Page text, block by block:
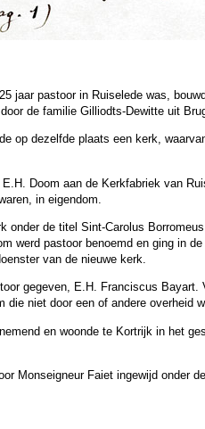
jaar pastoor in Ruiselede was,
de familie Gilliodts-Dewitte uit
op dezelfde plaats een kerk,
Doom aan de Kerkfabriek van
in eigendom.
onder de titel Sint-Carolus
werd pastoor benoemd en ging in
van de nieuwe kerk.
gegeven, E.H. Franciscus
die niet door een of andere overheid
en woonde te Kortrijk in het
Monseigneur Faiet ingewijd onder